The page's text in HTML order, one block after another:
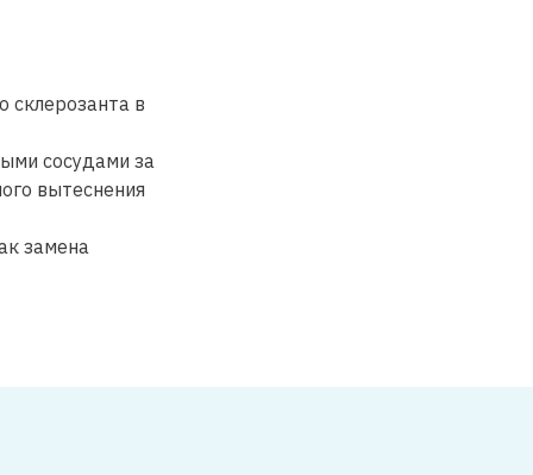
склерозанта в
сосудами за
вытеснения
замена